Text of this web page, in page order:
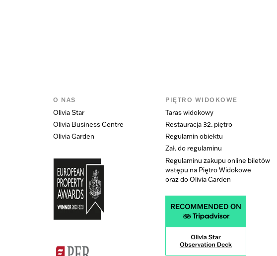
O NAS
Olivia Star
Olivia Business Centre
Olivia Garden
PIĘTRO WIDOKOWE
Taras widokowy
Restauracja 32. piętro
Regulamin obiektu
Zał. do regulaminu
Regulaminu zakupu online biletów
wstępu na Piętro Widokowe
oraz do Olivia Garden